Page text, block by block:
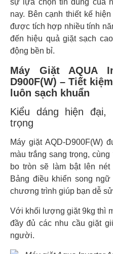
sự lựa chọn tin dùng của
nay. Bên cạnh thiết kế
được tích hợp nhiều tính
đến hiệu quả giặt sạch
động bền bỉ.
Máy Giặt AQUA
D900F(W) – Tiết
luôn sạch khuẩn
Kiểu dáng hiện đại,
trọng
Máy giặt AQD-D900F(W)
màu trắng sang trọng,
bo tròn sẽ làm bật lên
Bảng điều khiển song
chương trình giúp bạn dễ
Với khối lượng giặt 9kg thì
đầy đủ các nhu cầu giặt
người.